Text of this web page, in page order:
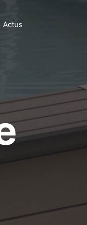
Actus